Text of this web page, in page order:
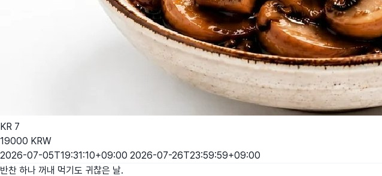
KR 7
19000 KRW
2026-07-05T19:31:10+09:00 2026-07-26T23:59:59+09:00
반찬 하나 꺼내 먹기도 귀찮은 날.